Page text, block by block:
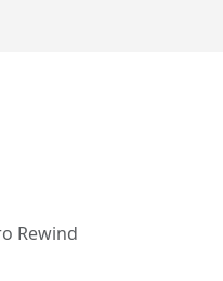
Rewind